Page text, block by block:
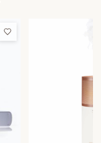
Добави в любими